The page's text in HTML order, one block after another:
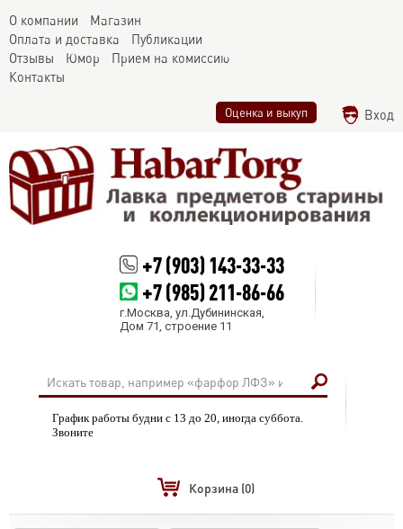
О компании
Магазин
Оплата и доставка
Публикации
Отзывы
Юмор
Прием на комиссию
Контакты
Оценка и выкуп Вход
+7 (903) 143-33-33
+7 (985) 211-86-66
г.Москва, ул.Дубининская,
Дом 71, строение 11
График работы будни с 13 до 20, иногда суббота.
Звоните
Корзина (0)